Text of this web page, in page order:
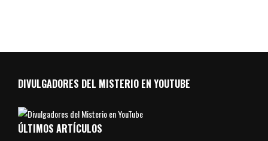
DIVULGADORES DEL MISTERIO EN YOUTUBE
ÚLTIMOS ARTÍCULOS